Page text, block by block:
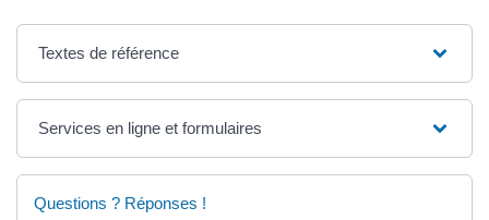
Textes de référence
Services en ligne et formulaires
Questions ? Réponses !